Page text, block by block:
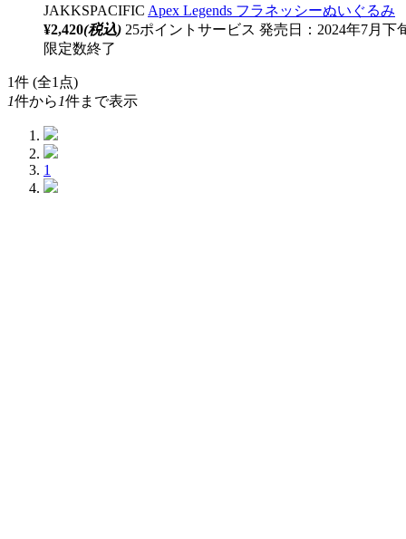
JAKKSPACIFIC Apex Legends フラネッシーぬいぐるみ
¥2,420(税込) 25ポイントサービス 発売日：2024年7月下
限定数終了
1件 (全1点)
1件から 1件まで表示
1